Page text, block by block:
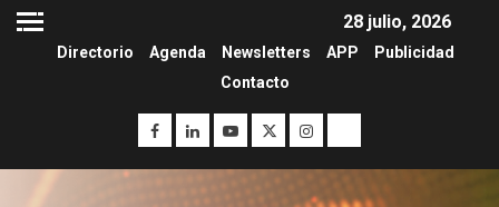
28 julio, 2026
Directorio Agenda Newsletters APP
Publicidad
Contacto